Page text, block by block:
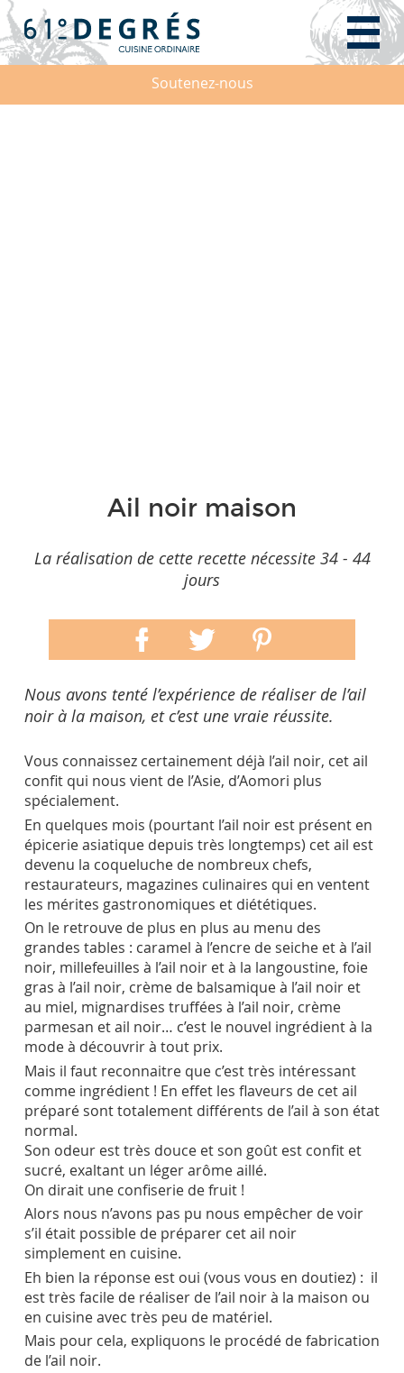
Soutenez-nous
Ail noir maison
La réalisation de cette recette nécessite 34 - 44
jours
Nous avons tenté l’expérience de réaliser de l’ail
noir à la maison, et c’est une vraie réussite.
Vous connaissez certainement déjà l’ail noir, cet ail
confit qui nous vient de l’Asie, d’Aomori plus
spécialement.
En quelques mois (pourtant l’ail noir est présent en
épicerie asiatique depuis très longtemps) cet ail est
devenu la coqueluche de nombreux chefs,
restaurateurs, magazines culinaires qui en ventent
les mérites gastronomiques et diététiques.
On le retrouve de plus en plus au menu des
grandes tables : caramel à l’encre de seiche et à l’ail
noir, millefeuilles à l’ail noir et à la langoustine, foie
gras à l’ail noir, crème de balsamique à l’ail noir et
au miel, mignardises truffées à l’ail noir, crème
parmesan et ail noir… c’est le nouvel ingrédient à la
mode à découvrir à tout prix.
Mais il faut reconnaitre que c’est très intéressant
comme ingrédient ! En effet les flaveurs de cet ail
préparé sont totalement différents de l’ail à son état
normal.
Son odeur est très douce et son goût est confit et
sucré, exaltant un léger arôme aillé.
On dirait une confiserie de fruit !
Alors nous n’avons pas pu nous empêcher de voir
s’il était possible de préparer cet ail noir
simplement en cuisine.
Eh bien la réponse est oui (vous vous en doutiez) : il
est très facile de réaliser de l’ail noir à la maison ou
en cuisine avec très peu de matériel.
Mais pour cela, expliquons le procédé de fabrication
de l’ail noir.